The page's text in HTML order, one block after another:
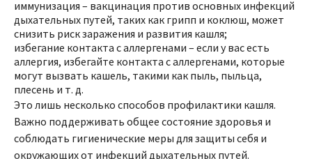
иммунизация – вакцинация против основных инфекций
дыхательных путей, таких как грипп и коклюш, может
снизить риск заражения и развития кашля;
избегание контакта с аллергенами – если у вас есть
аллергия, избегайте контакта с аллергенами, которые
могут вызвать кашель, такими как пыль, пыльца,
плесень и т. д.
Это лишь несколько способов профилактики кашля.
Важно поддерживать общее состояние здоровья и
соблюдать гигиенические меры для защиты себя и
окружающих от инфекций дыхательных путей.